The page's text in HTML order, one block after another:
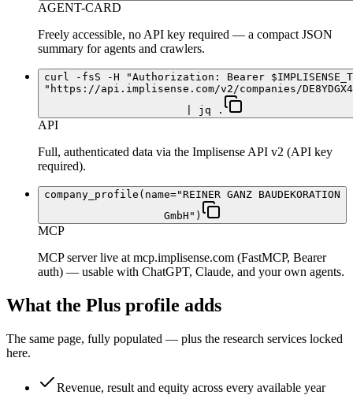
AGENT-CARD
Freely accessible, no API key required — a compact JSON
summary for agents and crawlers.
curl -fsS -H "Authorization: Bearer
"https://api.implisense.com/v2/companies/
| jq .
API
Full, authenticated data via the Implisense API v2 (API key
required).
company_profile(name="REINER GANZ BAUDEKORATION
GmbH")
MCP
MCP server live at mcp.implisense.com (FastMCP, Bearer
auth) — usable with ChatGPT, Claude, and your own agents.
What the Plus profile adds
The same page, fully populated — plus the research services locked
here.
Revenue, result and equity across every available year